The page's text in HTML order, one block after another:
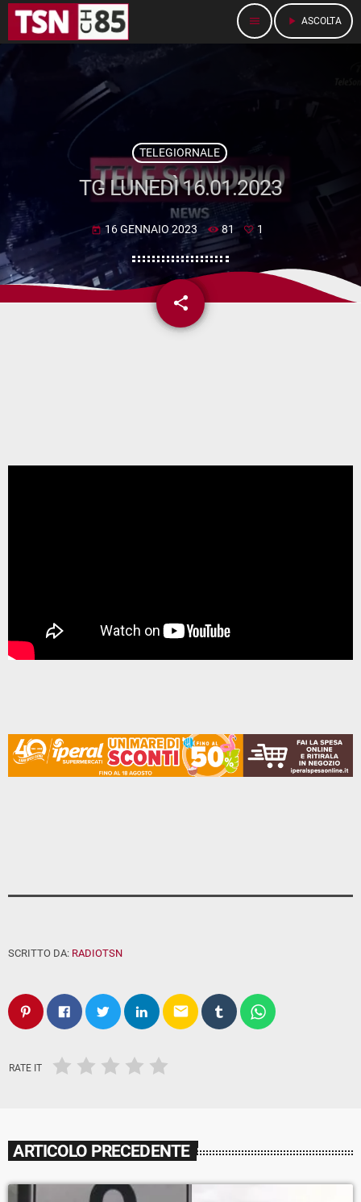
menu play_arrow ASCOLTA
TELEGIORNALE
TG LUNEDÌ 16.01.2023
today 16 GENNAIO 2023 81 1
share
email
SCRITTO DA: RADIOTSN
email
RATE IT
ARTICOLO PRECEDENTE